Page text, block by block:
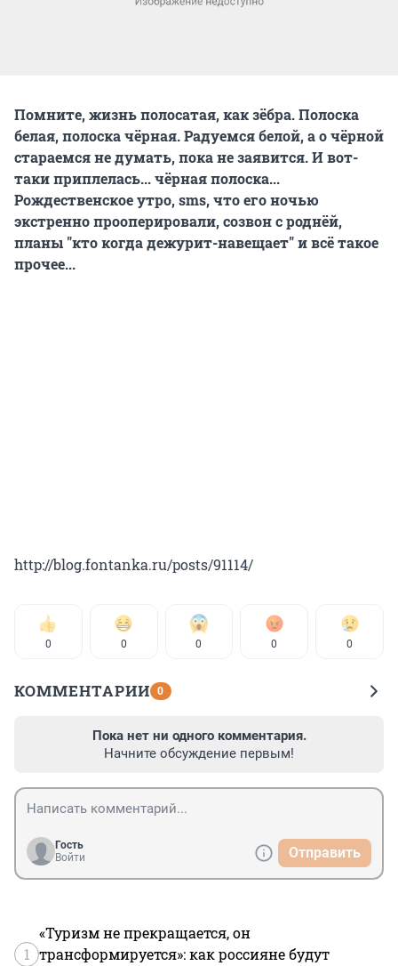
Помните, жизнь полосатая, как зёбра. Полоска
белая, полоска чёрная. Радуемся белой, а о чёрной
стараемся не думать, пока не заявится. И вот-
таки приплелась... чёрная полоска...
Рождественское утро, sms, что его ночью
экстренно прооперировали, созвон с роднёй,
планы "кто когда дежурит-навещает" и всё такое
прочее...
http://blog.fontanka.ru/posts/91114/
0 0 0 0 0
КОММЕНТАРИИ 0
Пока нет ни одного комментария.
Начните обсуждение первым!
Гость
Войти
Отправить
1
«Туризм не прекращается, он
трансформируется»: как россияне будут